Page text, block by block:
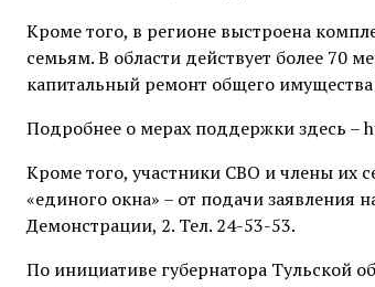
Кроме того, в регионе выстроена
семьям. В области действует более 70
капитальный ремонт общего
Подробнее о мерах поддержки здесь –
Кроме того, участники СВО и члены их
«единого окна» – от подачи
Демонстрации, 2. Тел. 24-53-53.
По инициативе губернатора Тульской